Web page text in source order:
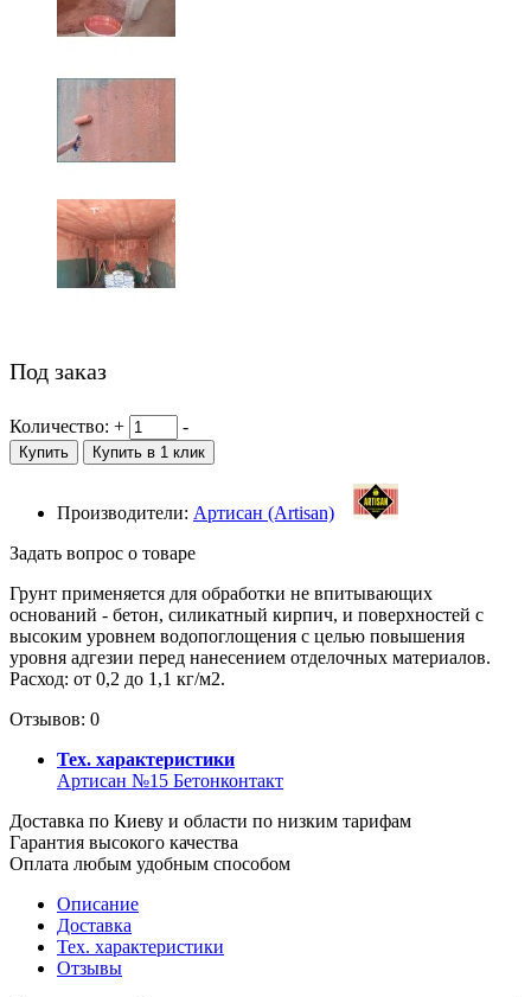
Под заказ
Количество: + -
Купить Купить в 1 клик
Производители: Артисан (Artisan)
Задать вопрос о товаре
Грунт применяется для обработки не впитывающих
оснований - бетон, силикатный кирпич, и поверхностей с
высоким уровнем водопоглощения с целью повышения
уровня адгезии перед нанесением отделочных материалов.
Расход: от 0,2 до 1,1 кг/м2.
Отзывов: 0
Тех. характеристики
Артисан №15 Бетонконтакт
Доставка по Киеву и области по низким тарифам
Гарантия высокого качества
Оплата любым удобным способом
Описание
Доставка
Тех. характеристики
Отзывы